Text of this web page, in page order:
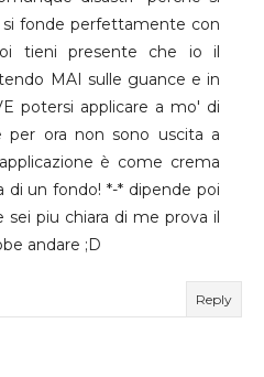
fonde perfettamente con
tieni presente che io il
MAI sulle guance e in
potersi applicare a mo' di
per ora non sono uscita a
è come crema
di un fondo! *-* dipende poi
sei piu chiara di me prova il
andare ;D
Reply